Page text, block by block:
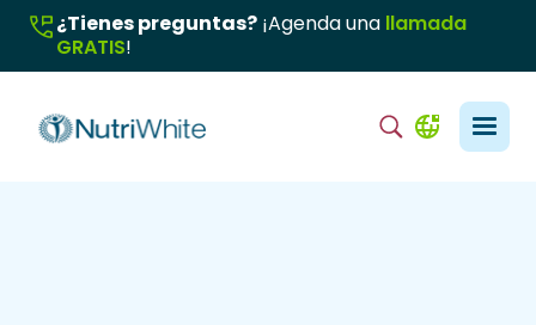
¿Tienes preguntas? ¡Agenda una llamada
GRATIS!